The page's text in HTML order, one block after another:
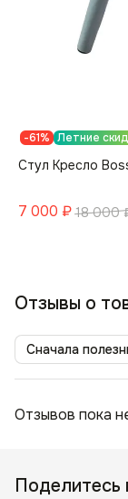
Стул Лео —
и элегантности!
-61% Летние
Стул Кресло
7 000 ₽ 18 000
Отзывы о
Сначала
Отзывов пока